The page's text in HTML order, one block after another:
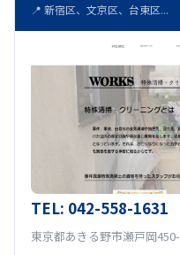
📍 新宿区、文京区、台東区...
TEL: 042-558-1631
東京都あきる野市瀬戸岡